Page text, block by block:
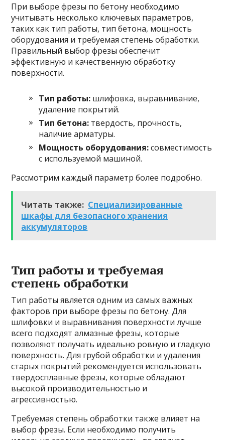
При выборе фрезы по бетону необходимо
учитывать несколько ключевых параметров,
таких как тип работы, тип бетона, мощность
оборудования и требуемая степень обработки.
Правильный выбор фрезы обеспечит
эффективную и качественную обработку
поверхности.
Тип работы: шлифовка, выравнивание,
удаление покрытий.
Тип бетона: твердость, прочность,
наличие арматуры.
Мощность оборудования:совместимость
с используемой машиной.
Рассмотрим каждый параметр более подробно.
Читать также: Специализированные
шкафы для безопасного хранения
аккумуляторов
Тип работы и требуемая
степень обработки
Тип работы является одним из самых важных
факторов при выборе фрезы по бетону. Для
шлифовки и выравнивания поверхности лучше
всего подходят алмазные фрезы, которые
позволяют получать идеально ровную и гладкую
поверхность. Для грубой обработки и удаления
старых покрытий рекомендуется использовать
твердосплавные фрезы, которые обладают
высокой производительностью и
агрессивностью.
Требуемая степень обработки также влияет на
выбор фрезы. Если необходимо получить